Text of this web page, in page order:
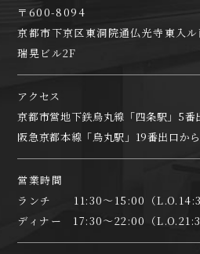
〒600-8094
京都市下京区東洞院通仏光寺東入
瑞晃ビル2F
アクセス
京都市営地下鉄烏丸線「四条駅」5番
阪急京都本線「烏丸駅」19番出口か
営業時間
ランチ 11:30～15:00（
ディナー 17:30～22:00（